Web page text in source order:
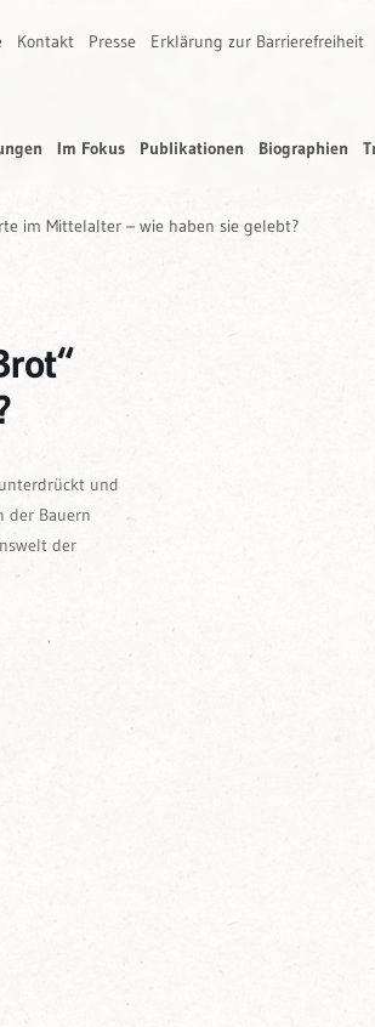
Kontakt Presse Erklärung zur Barrierefreiheit
Im Fokus Publikationen Biographien
im Mittelalter – wie haben sie gelebt?
und
der Bauern
der